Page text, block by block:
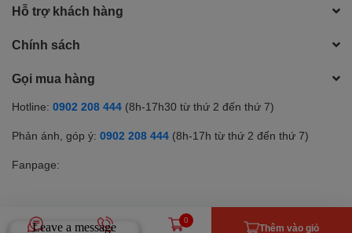
Hỗ trợ khách hàng
Chính sách
Gọi mua hàng
Hotline: 0902 208 444 (8h-17h30 từ thứ 2 đến thứ 7)
Phản ánh, góp ý: 0902 208 444 (8h-17h từ thứ 2 đến thứ 7)
Fanpage:
Phương thức thanh toán
0
Thêm vào giỏ